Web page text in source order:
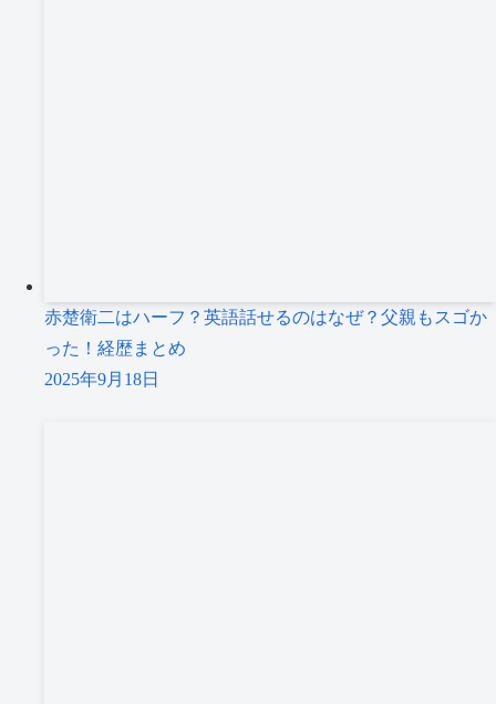
赤楚衛二はハーフ？英語話せるのはなぜ？父親もスゴか
った！経歴まとめ
2025年9月18日